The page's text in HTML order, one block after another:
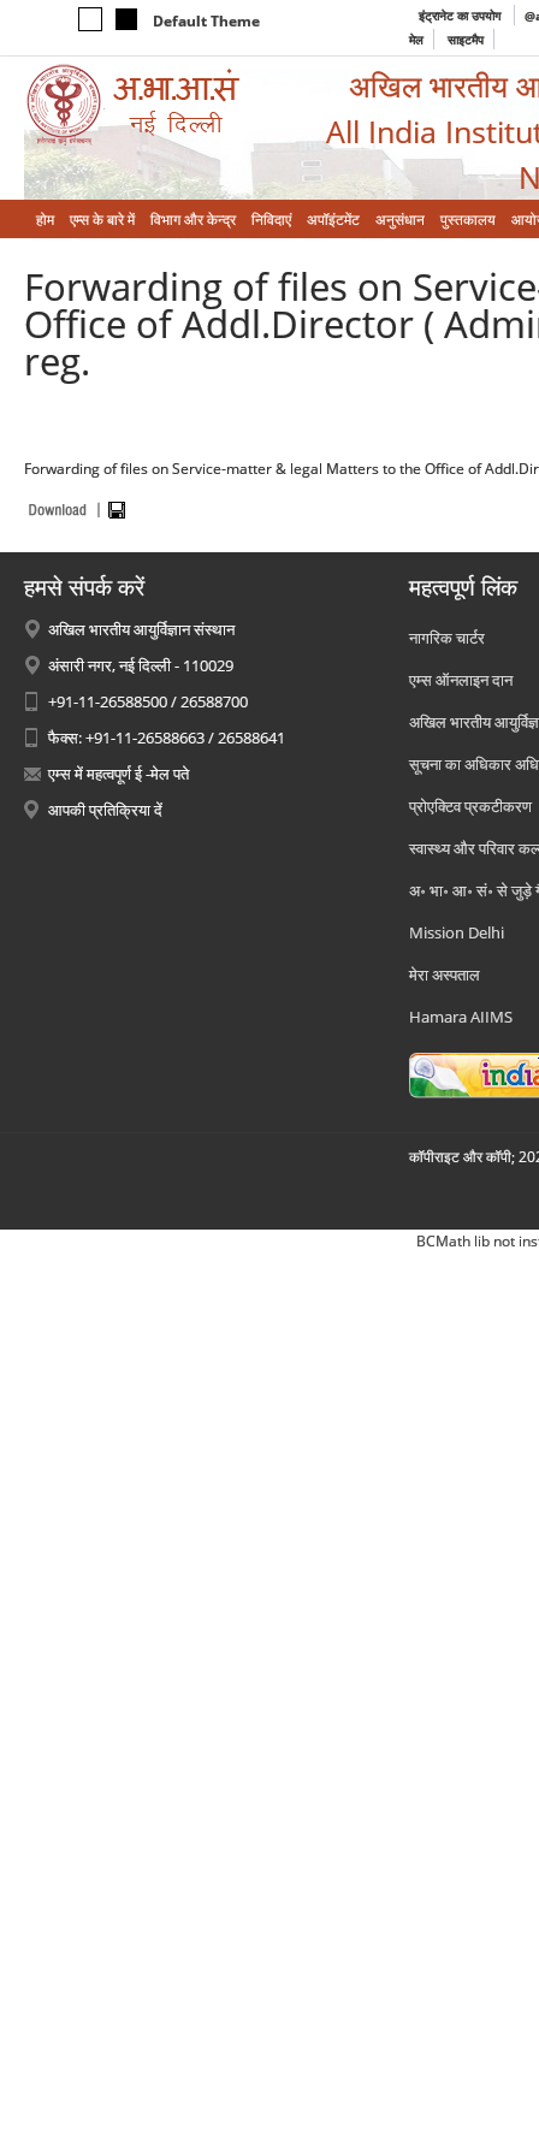
Default Theme इंट्रानेट का उपयोग
मेल
साइटमैप
अखिल भारतीय
All India
होम एम्‍स के बारे में विभाग और केन्‍द्र निविदाएं अपॉइंटमेंट अनुसंधान पुस्तकालय
Forwarding of files on
Office of Addl.Director (
reg.
Forwarding of files on Service-matter & legal Matters to the Office of
हमसे संपर्क करें
अखिल भारतीय आयुर्विज्ञान संस्थान
अंसारी नगर, नई दिल्ली - 110029
+91-11-26588500 / 26588700
फैक्स: +91-11-26588663 / 26588641
एम्स में महत्वपूर्ण ई -मेल पते
आपकी प्रतिक्रिया दें
महत्वपूर्ण लिंक
नागरिक चार्टर
एम्स ऑनलाइन दान
अखिल भारतीय
सूचना का अधिकार
प्रोएक्टिव प्रकटीकरण
स्वास्थ्य और परिवार
अ॰ भा॰ आ॰ सं॰ से जुड़े
Mission Delhi
मेरा अस्पताल
Hamara AIIMS
कॉपीराइट और कॉपी;
BCMath lib not